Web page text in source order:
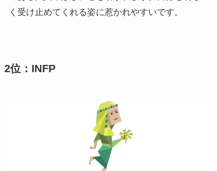
く受け止めてくれる姿に惹かれやすいです。
2位：INFP